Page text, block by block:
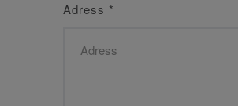
Adress *